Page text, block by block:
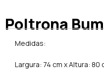
Poltrona
Medidas:
Largura: 74 cm x Altura: 80